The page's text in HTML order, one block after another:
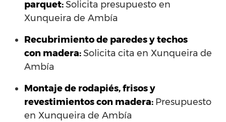
parquet:Solicita presupuesto en
Xunqueira de Ambía
Recubrimiento de paredes y techos
con madera:Solicita cita en Xunqueira de
Ambía
Montaje de rodapiés, frisos y
revestimientos con madera: Presupuesto
en Xunqueira de Ambía